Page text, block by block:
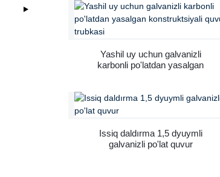
po'latdan payvandlangan quvur
qurilishi uchun
Yashil uy uchun galvanizli
karbonli po'latdan yasalgan
Issiq daldırma 1,5 dyuymli
galvanizli po'lat quvur